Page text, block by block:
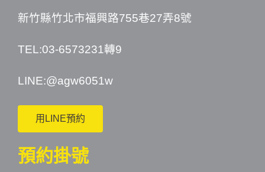
新竹縣竹北市福興路755巷27弄8號
TEL:03-6573231轉9
LINE:@agw6051w
用LINE預約
預約掛號